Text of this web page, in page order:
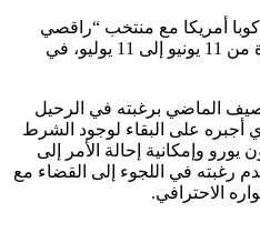
أمريكا مع منتخب “راقصي
التانغو” والتي ستنطلق في الفترة من 11 يونيو إلى 11 يوليو، في
الماضي برغبته في الرحيل
أجبره على البقاء لوجود الشرط
في عقده البالغ 700 مليون يورو وإمكانية إحالة الأمر إلى
رغبته في اللجوء إلى القضاء مع
الاحترافي.